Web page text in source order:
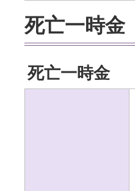
死亡一時金
死亡一時金